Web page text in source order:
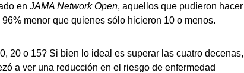
en JAMA Network Open, aquellos que pudieron hacer
menor que quienes sólo hicieron 10 o menos.
20 o 15? Si bien lo ideal es superar las cuatro decenas,
a ver una reducción en el riesgo de enfermedad